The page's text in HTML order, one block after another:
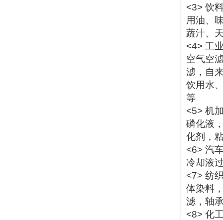
<3> 饮
用油、
蔬汁、
<4> 工
空气空
滤，自
饮用水
等
<5> 机
磷化液
化剂，
<6> 汽
冷却液
<7> 纺
体染料
滤，轴
<8> 化